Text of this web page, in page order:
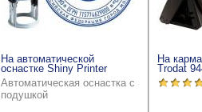
На автоматической
оснастке Shiny Printer
Автоматическая оснастка с
подушкой
На
Trodat